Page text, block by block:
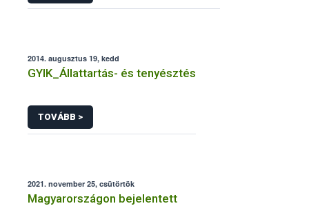
2014. augusztus 19, kedd
GYIK_Állattartás- és tenyésztés
TOVÁBB >
2021. november 25, csütörtök
Magyarországon bejelentett